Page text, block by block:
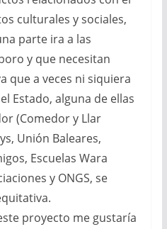
culturales y sociales,
parte ira a las
y que necesitan
que a veces ni siquiera
Estado, alguna de ellas
(Comedor y Llar
Unión Baleares,
Escuelas Wara
y ONGS, se
proyecto me gustaría